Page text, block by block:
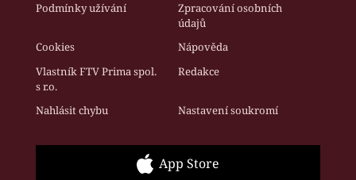
Podmínky užívání
Zpracování osobních
údajů
Cookies
Nápověda
Vlastník FTV Prima spol.
s r.o.
Redakce
Nahlásit chybu Nastavení soukromí
App Store